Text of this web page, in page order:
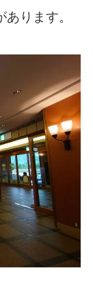
ります。